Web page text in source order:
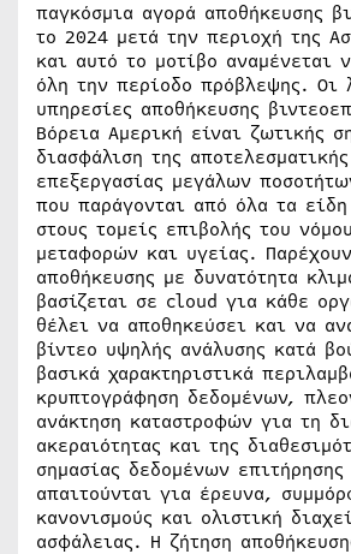
παγκόσμια αγορά αποθήκευσης
το 2024 μετά την περιοχή της
και αυτό το μοτίβο αναμένεται
όλη την περίοδο πρόβλεψης. Οι
υπηρεσίες αποθήκευσης
Βόρεια Αμερική είναι ζωτικής
διασφάλιση της
επεξεργασίας μεγάλων
που παράγονται από όλα τα είδη
στους τομείς επιβολής του
μεταφορών και υγείας.
αποθήκευσης με δυνατότητα
βασίζεται σε cloud για κάθε
θέλει να αποθηκεύσει και να
βίντεο υψηλής ανάλυσης κατά
βασικά χαρακτηριστικά
κρυπτογράφηση δεδομένων,
ανάκτηση καταστροφών για τη
ακεραιότητας και της
σημασίας δεδομένων
απαιτούνται για έρευνα,
κανονισμούς και ολιστική
ασφάλειας. Η ζήτηση